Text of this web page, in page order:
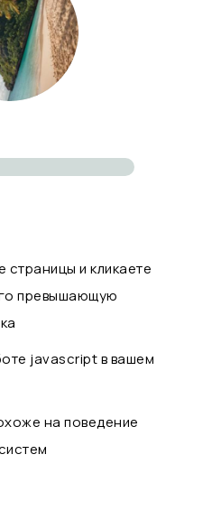
страницы и кликаете
превышающую
javascript в вашем
на поведение